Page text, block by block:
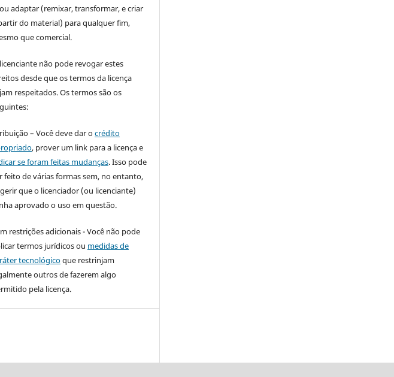
adaptar (remixar, transformar, e criar
do material) para qualquer fim,
que comercial.
não pode revogar estes
desde que os termos da licença
respeitados. Os termos são os
– Você deve dar ocrédito
, prover um link para a licença e
se foram feitas mudanças. Isso pode
feito de várias formas sem, no entanto,
que o licenciador (ou licenciante)
aprovado o uso em questão.
restrições adicionais - Você não pode
termos jurídicos ou medidas de
tecnológicoque restrinjam
outros de fazerem algo
pela licença.